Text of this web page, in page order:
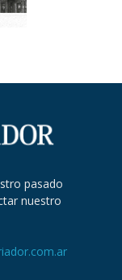
pasado
nuestro